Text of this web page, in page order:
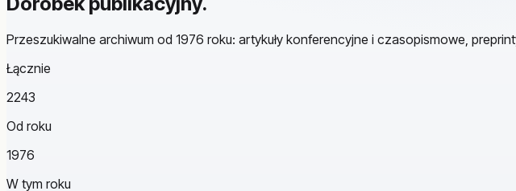
Przeszukiwalne archiwum od 1976 roku: artykuły konferencyjne i czasopismowe,
Łącznie
2243
Od roku
1976
W tym roku